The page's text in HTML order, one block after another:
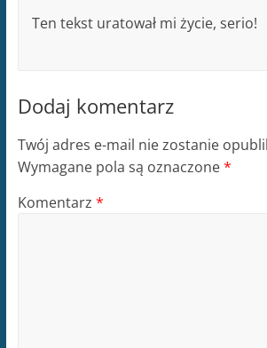
Ten tekst uratował mi życie, serio!
Dodaj komentarz
Twój adres e-mail nie zostanie
Wymagane pola są oznaczone*
Komentarz *